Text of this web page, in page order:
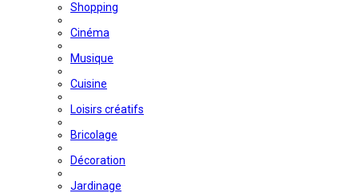
Shopping
Cinéma
Musique
Cuisine
Loisirs créatifs
Bricolage
Décoration
Jardinage